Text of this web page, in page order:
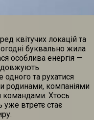
квітучих локацій та
буквально жила
особлива енергія —
одного та рухатися
родинами, компаніями
командами. Хтось
втретє стає